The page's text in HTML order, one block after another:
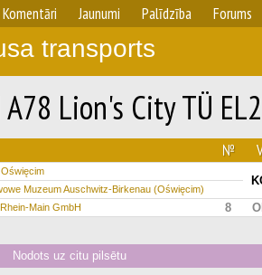
Komentāri Jaunumi Palīdzība Forums
transports
A78 Lion's City TÜ
№
Muzeum Auschwitz-Birkenau (Oświęcim)
Main GmbH 8
Nodots uz citu pilsētu